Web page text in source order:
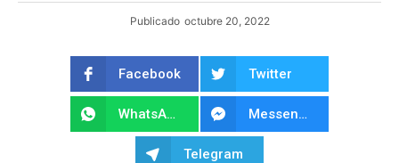
Publicado octubre 20, 2022
Facebook Twitter
WhatsApp Messenger
Telegram